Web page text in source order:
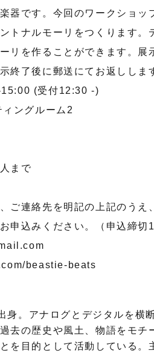
器です。今回のワークショッ
トナルモーリをつくります。
リを作ることができます。展
終了後に郵送にてお返ししま
(受付12:30 -)
ングルーム2
まで
ご連絡先を明記の上記のうえ
申込みください。（申込締切
beastie-beats
身。アナログとデジタルを横
去の歴史や風土、物語をモチ
を目的として活動している。